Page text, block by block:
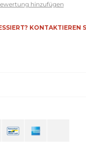
hinzufügen
KONTAKTIEREN